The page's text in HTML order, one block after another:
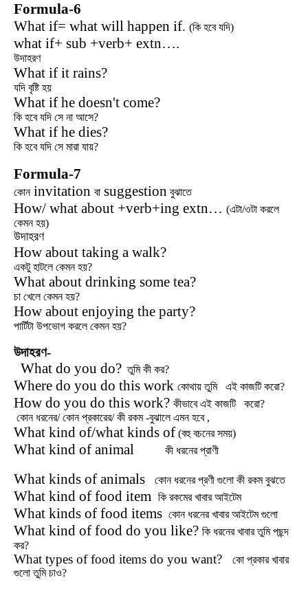
Formula-6
What if= what will happen if. (কি হবে যদি)
what if+ sub +verb+ extn….
উদাহরণ
What if it rains?
যদি বৃষ্টি হয়
What if he doesn't come?
কি হবে যদি সে না আসে?
What if he dies?
কি হবে যদি সে মারা যায়?
Formula-7
কোন invitation বা suggestion বুঝাতে
How/ what about +verb+ing extn… (এটা/ওটা করলে
কেমন হয়)
উদাহরণ
How about taking a walk?
একটু হাটলে কেমন হয়?
What about drinking some tea?
চা খেলে কেমন হয়?
How about enjoying the party?
পার্টিটা উপভোগ করলে কেমন হয়?
উদাহরণ-
What do you do? তুমি কী কর?
Where do you do this work কোথায় তুমি এই কাজটি করো?
How do you do this work? কীভাবে এই কাজটি করো?
কোন ধরনের/ কোন প্রকারের/ কী রকম -বুঝালে এমন হবে ,
What kind of/what kinds of (বহু বচনের সময়)
What kind of animal কী ধরনের প্রাণী
What kinds of animals কোন ধরনের প্রণী গুলো কী রকম বুঝতে
What kind of food item কি রকমের খাবার আইটেম
What kinds of food items কোন ধরনের খাবার আইটেম গুলো
What kind of food do you like? কি ধরনের খাবার তুমি পছন্দ
কর?
What types of food items do you want? কো প্রকার খাবার
গুলো তুমি চাও?